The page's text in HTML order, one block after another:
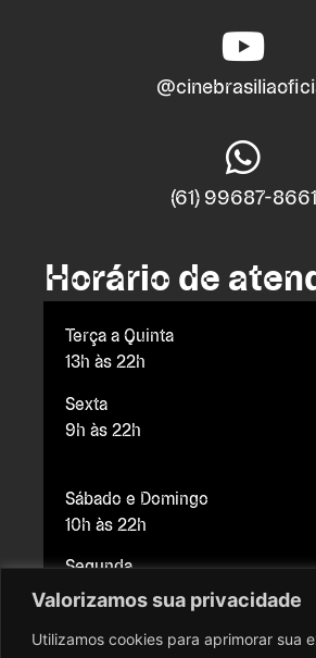
Valorizamos sua privacidade
Utilizamos cookies para aprimorar sua
(61) 99687-8661
Horário de
Terça a Quinta
13h às 22h
Sexta
9h às 22h
Sábado e Domingo
10h às 22h
Segunda
Fechado para manutenção